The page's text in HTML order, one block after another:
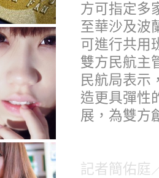
方可指定多
至華沙及波
可進行共用
雙方民航主
民航局表示
造更具彈性
展，為雙方
記者簡佑庭